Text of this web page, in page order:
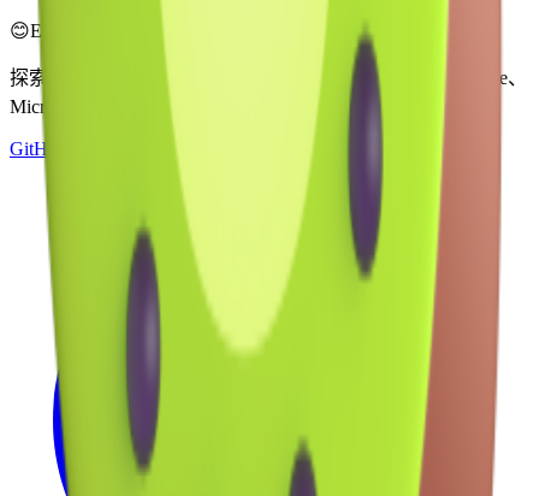
😊Emoji Directory
探索和下载来自多个设计系统的表情符号 — Apple、Google、
Microsoft 等，全部集中在一个地方。
GitHub